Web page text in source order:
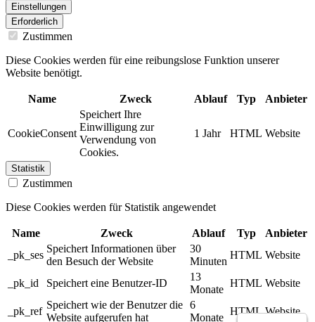
Einstellungen
Erforderlich
Zustimmen
Diese Cookies werden für eine reibungslose Funktion unserer
Website benötigt.
Name Zweck Ablauf Typ Anbieter
CookieConsent
Speichert Ihre
Einwilligung zur
Verwendung von
Cookies.
1 Jahr HTML Website
Statistik
Zustimmen
Diese Cookies werden für Statistik angewendet
Name Zweck Ablauf Typ
Anbieter
_pk_ses
Speichert Informationen über
den Besuch der Website
30
Minuten
HTML Website
_pk_id Speichert eine Benutzer-ID
13
Monate
HTML Website
_pk_ref
Speichert wie der Benutzer die
Website aufgerufen hat
6
Monate
HTML Website